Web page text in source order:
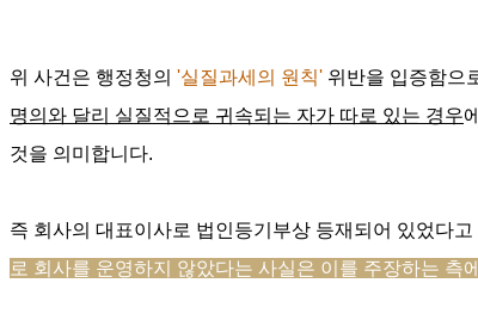
위 사건은 행정청의 '실질과세의 원칙' 위반을 입증함으
명의와 달리 실질적으로 귀속되는 자가 따로 있는 경우
것을 의미합니다.
즉 회사의 대표이사로 법인등기부상 등재되어 있었다
로 회사를 운영하지 않았다는 사실은 이를 주장하는